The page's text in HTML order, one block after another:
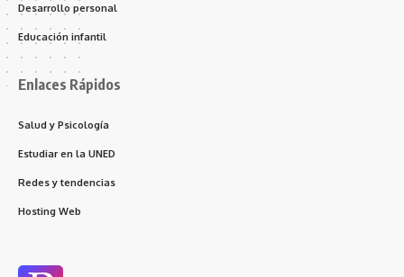
Desarrollo personal
Educación infantil
Enlaces Rápidos
Salud y Psicología
Estudiar en la UNED
Redes y tendencias
Hosting Web